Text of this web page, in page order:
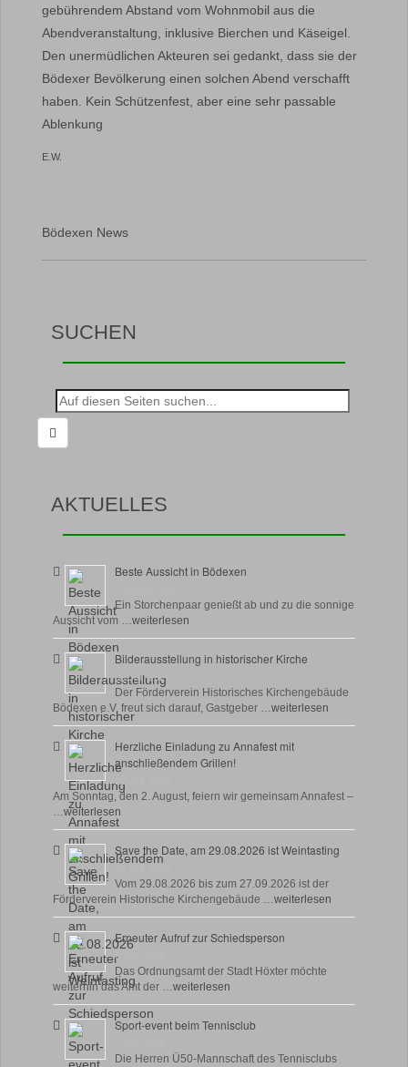
gebührendem Abstand vom Wohnmobil aus die
Abendveranstaltung, inklusive Bierchen und Käseigel.
Den unermüdlichen Akteuren sei gedankt, dass sie der
Bödexer Bevölkerung einen solchen Abend verschafft
haben. Kein Schützenfest, aber eine sehr passable
Ablenkung
E.W.
Bödexen News
SUCHEN
Suche
nach:
AKTUELLES
Beste Aussicht in Bödexen
Ein Storchenpaar genießt ab und zu die sonnige
Aussicht vom …weiterlesen
Bilderausstellung in historischer Kirche
30 Juli, 2026
Der Förderverein Historisches Kirchengebäude
Bödexen e.V. freut sich darauf, Gastgeber …weiterlesen
Herzliche Einladung zu Annafest mit
anschließendem Grillen!
Am Sonntag, den 2. August, feiern wir gemeinsam Annafest –
…weiterlesen
Save the Date, am 29.08.2026 ist Weintasting
Vom 29.08.2026 bis zum 27.09.2026 ist der
Förderverein Historische Kirchengebäude …weiterlesen
Erneuter Aufruf zur Schiedsperson
8 Juli, 2026
Das Ordnungsamt der Stadt Höxter möchte
weiterhin das Amt der …weiterlesen
Sport-event beim Tennisclub
Die Herren Ü50-Mannschaft des Tennisclubs